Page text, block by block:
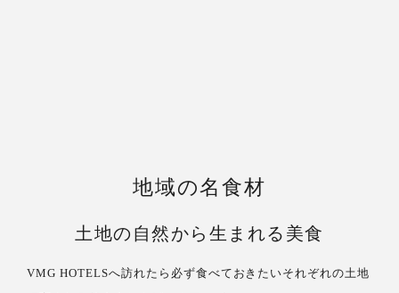
地域の名食材
土地の自然から生まれる美食
VMG HOTELSへ訪れたら必ず食べておきたいそれぞれの土地